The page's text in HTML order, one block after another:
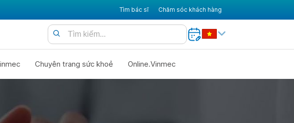
Tìm bác sĩ Chăm sóc khách hàng
Chuyên trang sức khoẻ Online.Vinmec